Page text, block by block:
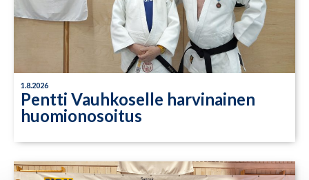
1.8.2026
Pentti Vauhkoselle harvinainen
huomionosoitus